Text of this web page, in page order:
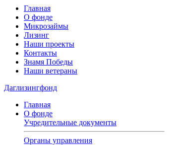
Главная
О фонде
Микрозаймы
Лизинг
Наши проекты
Контакты
Знамя Победы
Наши ветераны
Даглизингфонд
Главная
О фонде
Учредительные документы
Органы управления